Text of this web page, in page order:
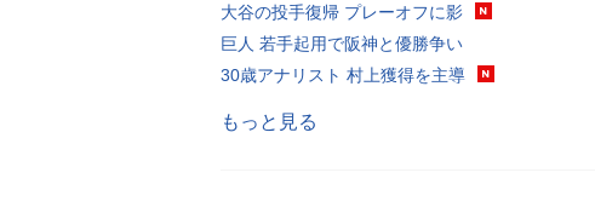
大谷の投手復帰 プレーオフに影
巨人 若手起用で阪神と優勝争い
30歳アナリスト 村上獲得を主導
もっと見る